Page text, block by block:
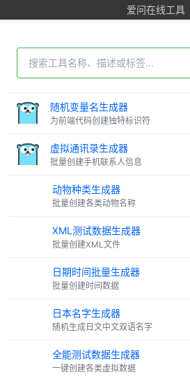
爱问在线工具
随机变量名生成器
为前端代码创建独特标识符
虚拟通讯录生成器
批量创建手机联系人信息
动物种类生成器
批量创建各类动物名称
XML测试数据生成器
批量创建XML文件
日期时间批量生成器
批量创建时间数据
日本名字生成器
随机生成日文中文双语名字
全能测试数据生成器
一键创建各类虚拟数据